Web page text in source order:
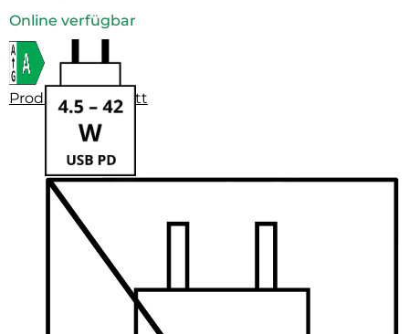
Online verfügbar
Produktdatenblatt